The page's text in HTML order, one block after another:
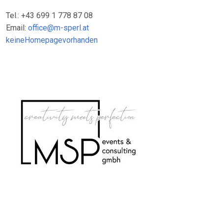
Tel.: +43 699 1 778 87 08
Email: office@m-sperl.at
keineHomepagevorhanden